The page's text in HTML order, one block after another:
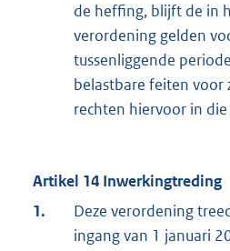
de heffing, blijft de in
verordening gelden
tussenliggende
belastbare feiten voor
rechten hiervoor in
Artikel 14 Inwerkingtreding
1.
Deze verordening
ingang van 1 januari